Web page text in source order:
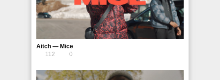
Aitch — Mice
112
0